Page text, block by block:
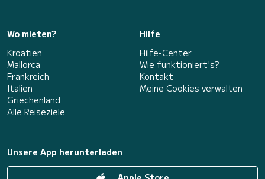
Wo mieten?
Kroatien
Mallorca
Frankreich
Italien
Griechenland
Alle Reiseziele
Hilfe
Hilfe-Center
Wie funktioniert's?
Kontakt
Meine Cookies verwalten
Unsere App herunterladen